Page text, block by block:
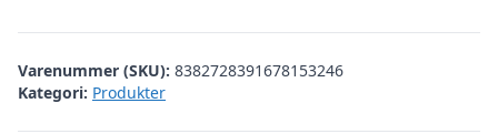
Varenummer (SKU): 8382728391678153246
Kategori: Produkter